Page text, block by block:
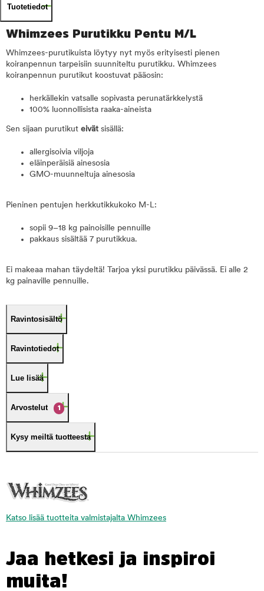
Tuotetiedot
Whimzees Purutikku Pentu M/L
Whimzees-purutikuista löytyy nyt myös erityisesti pienen
koiranpennun tarpeisiin suunniteltu purutikku. Whimzees
koiranpennun purutikut koostuvat pääosin:
herkällekin vatsalle sopivasta perunatärkkelystä
100% luonnollisista raaka-aineista
Sen sijaan purutikut eivät sisällä:
allergisoivia viljoja
eläinperäisiä ainesosia
GMO-muunneltuja ainesosia
Pieninen pentujen herkkutikkukoko M-L:
sopii 9–18 kg painoisille pennuille
pakkaus sisältää 7 purutikkua.
Ei makeaa mahan täydeltä! Tarjoa yksi purutikku päivässä. Ei alle 2
kg painaville pennuille.
Ravintosisältö
Ravintotiedot
Lue lisää
Arvostelut 1
Kysy meiltä tuotteesta
Katso lisää tuotteita valmistajalta Whimzees
Jaa hetkesi ja inspiroi
muita!